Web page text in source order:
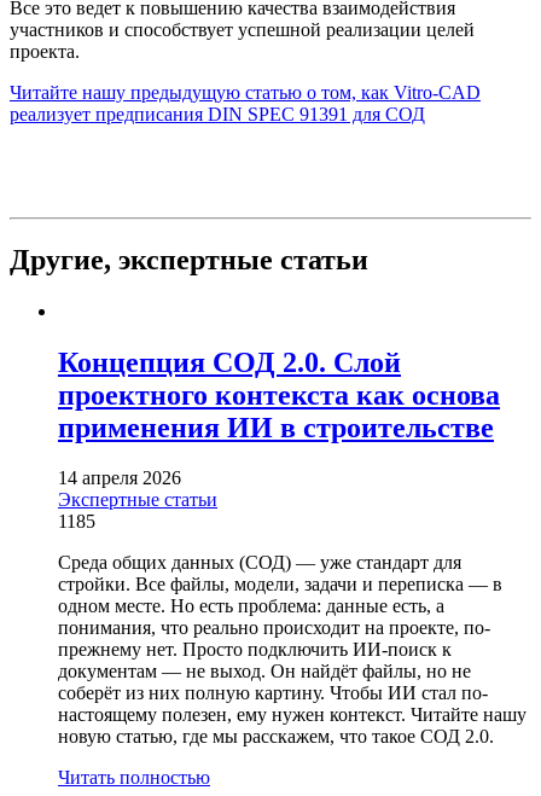
Все это ведет к повышению качества взаимодействия
участников и способствует успешной реализации целей
проекта.
Читайте нашу предыдущую статью о том, как Vitro-CAD
реализует предписания DIN SPEC 91391 для СОД
Другие, экспертные статьи
Концепция СОД 2.0. Слой
проектного контекста как основа
применения ИИ в строительстве
14 апреля 2026
Экспертные статьи
1185
Среда общих данных (СОД) — уже стандарт для
стройки. Все файлы, модели, задачи и переписка — в
одном месте. Но есть проблема: данные есть, а
понимания, что реально происходит на проекте, по-
прежнему нет. Просто подключить ИИ-поиск к
документам — не выход. Он найдёт файлы, но не
соберёт из них полную картину. Чтобы ИИ стал по-
настоящему полезен, ему нужен контекст. Читайте нашу
новую статью, где мы расскажем, что такое СОД 2.0.
Читать полностью